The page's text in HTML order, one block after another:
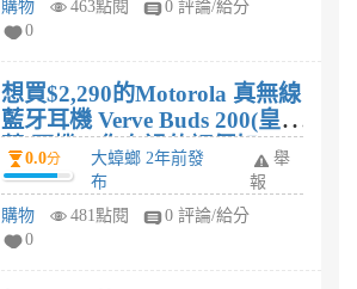
購物
463點閱
0 評論/給分
0
想買$2,290的Motorola 真無線
藍牙耳機 Verve Buds 200(皇家
藍)耳機，你有過的評價如
何?
0.0分
大蟑螂 2年前發
布
舉
報
購物
481點閱
0 評論/給分
0